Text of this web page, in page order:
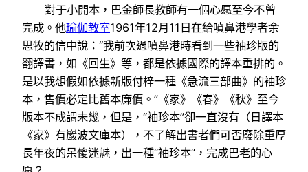
對于小開本，巴金師長教師有一個心愿至今不曾
完成。他瑜伽教室1961年12月11日在給噴鼻港學者余
思牧的信中說：“我前次過噴鼻港時看到一些袖珍版的
翻譯書，如《回生》等，都是依據國際的譯本重排的。
是以我想假如依據新版付梓一種《急流三部曲》的袖珍
本，售價必定比舊本廉價。”《家》《春》《秋》至今
版本不成謂未幾，但是，“袖珍本”卻一直沒有（日譯本
《家》有巖波文庫本），不了解出書者們可否廢除重厚
長年夜的呆傻迷魅，出一種“袖珍本”，完成巴老的心